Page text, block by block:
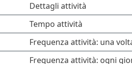
Dettagli attività
Tempo attività
Frequenza attività: una
Frequenza attività: ogni